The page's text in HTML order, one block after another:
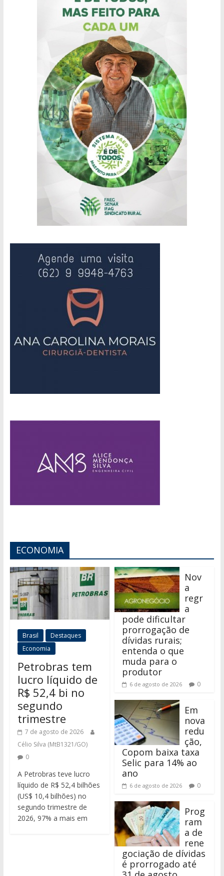
ECONOMIA
Brasil
Destaques
Economia
Petrobras tem
lucro líquido de
R$ 52,4 bi no
segundo
trimestre
7 de agosto de 2026
Célio Silva (MtB1321/GO)
0
A Petrobras teve lucro
líquido de R$ 52,4 bilhões
(US$ 10,4 bilhões) no
segundo trimestre de
2026, 97% a mais em
Nov
a
regr
a
pode dificultar
prorrogação de
dívidas rurais;
entenda o que
muda para o
produtor
6 de agosto de 2026 0
Em
nova
redu
ção,
Copom baixa taxa
Selic para 14% ao
ano
6 de agosto de 2026 0
Prog
ram
a de
rene
gociação de dívidas
é prorrogado até